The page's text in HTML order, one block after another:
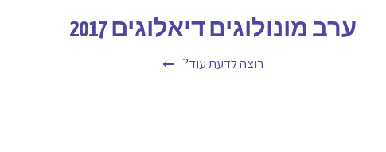
ערב מונולוגים דיאלוגים 2017
רוצה לדעת עוד?